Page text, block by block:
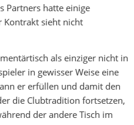
Partners hatte einige
Kontrakt sieht nicht
als einziger nicht in
in gewisser Weise eine
er erfüllen und damit den
die Clubtradition fortsetzen,
der andere Tisch im